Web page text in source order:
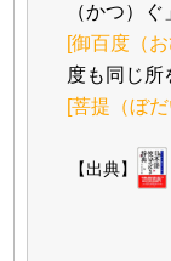
（かつ）ぐ」
[御百度（
度も同じ所
[菩提（ぼ
【出典】